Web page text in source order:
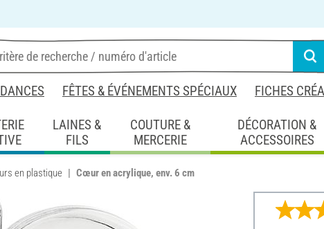
FÊTES & ÉVÉNEMENTS SPÉCIAUX FICHES
LAINES &
FILS
COUTURE &
MERCERIE
DÉCORATION &
ACCESSOIRES
en plastique Cœur en acrylique, env. 6 cm